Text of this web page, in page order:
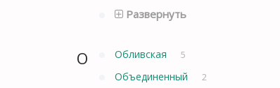
Развернуть
О Обливская 5
Объединенный 2